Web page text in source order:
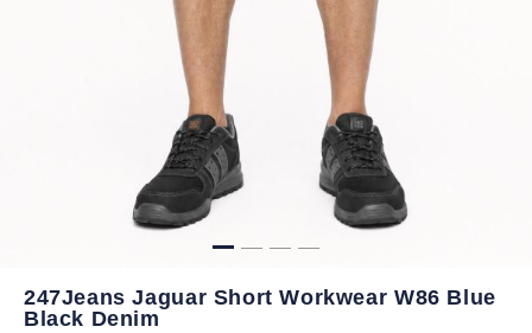
247Jeans Jaguar Short Workwear W86 Blue
Black Denim